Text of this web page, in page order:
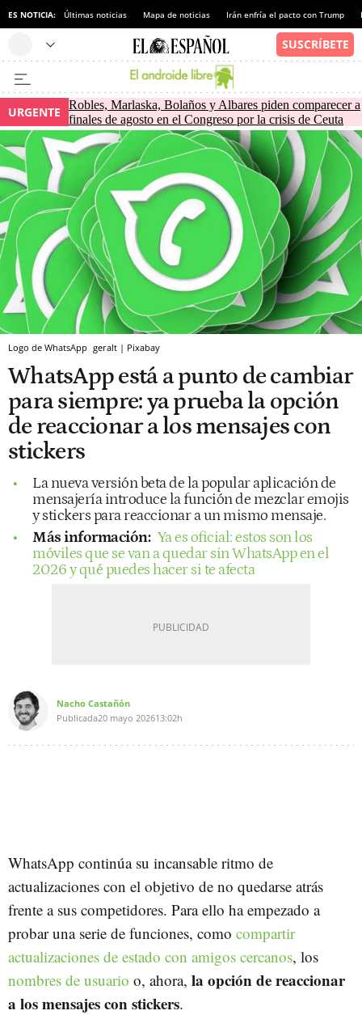
ES NOTICIA: Últimas noticias Mapa de noticias Irán enfría el pacto con Trump
URGENTE
Robles, Marlaska, Bolaños y Albares piden comparecer a
finales de agosto en el Congreso por la crisis de Ceuta
Logo de WhatsApp geralt | Pixabay
WhatsApp está a punto de cambiar
para siempre: ya prueba la opción
de reaccionar a los mensajes con
stickers
La nueva versión beta de la popular aplicación de
mensajería introduce la función de mezclar emojis
y stickers para reaccionar a un mismo mensaje.
Más información: Ya es oficial: estos son los
móviles que se van a quedar sin WhatsApp en el
2026 y qué puedes hacer si te afecta
Nacho Castañón
Publicada20 mayo 202613:02h
WhatsApp continúa su incansable ritmo de
actualizaciones con el objetivo de no quedarse atrás
frente a sus competidores. Para ello ha empezado a
probar una serie de funciones, como compartir
actualizaciones de estado con amigos cercanos, los
nombres de usuario o, ahora, la opción de reaccionar
a los mensajes con stickers.